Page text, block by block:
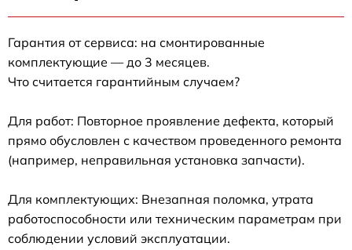
Гарантия от сервиса: на смонтированные
комплектующие — до 3 месяцев.
Что считается гарантийным случаем?
Для работ: Повторное проявление дефекта, который
прямо обусловлен с качеством проведенного ремонта
(например, неправильная установка запчасти).
Для комплектующих: Внезапная поломка, утрата
работоспособности или техническим параметрам при
соблюдении условий эксплуатации.